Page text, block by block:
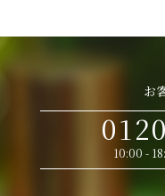
お
10:00 -